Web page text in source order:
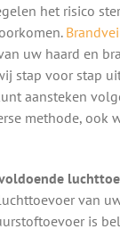
het risico
uw haard en
stap voor stap
aansteken
methode, ook
van
is